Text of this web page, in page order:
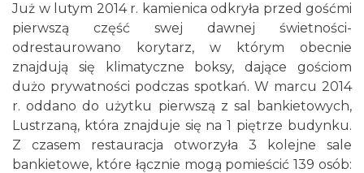
Już w lutym 2014 r. kamienica odkryła przed gośćmi
pierwszą część swej dawnej świetności-
odrestaurowano korytarz, w którym obecnie
znajdują się klimatyczne boksy, dające gościom
dużo prywatności podczas spotkań. W marcu 2014
r. oddano do użytku pierwszą z sal bankietowych,
Lustrzaną, która znajduje się na 1 piętrze budynku.
Z czasem restauracja otworzyła 3 kolejne sale
bankietowe, które łącznie mogą pomieścić 139 osób: